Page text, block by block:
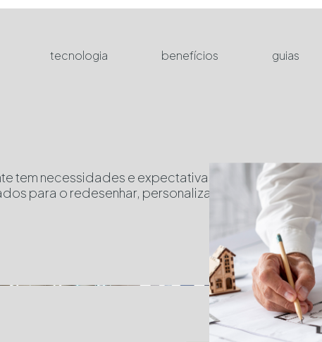
tecnologia benefícios guias
tem necessidades e expectativas únicas. Quer
para o redesenhar, personalizar e optimizar de